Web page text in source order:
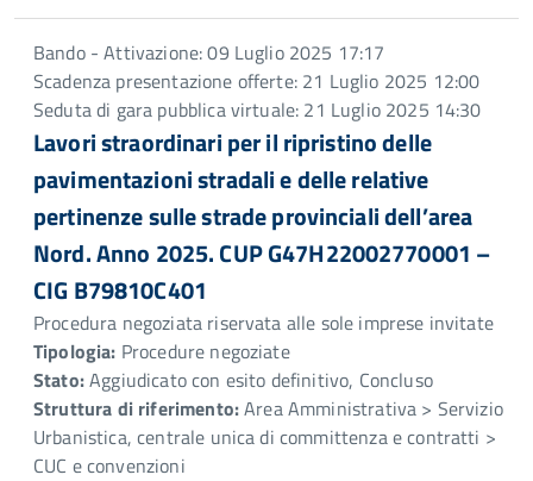
Bando - Attivazione: 09 Luglio 2025 17:17
Scadenza presentazione offerte: 21 Luglio 2025 12:00
Seduta di gara pubblica virtuale: 21 Luglio 2025 14:30
Lavori straordinari per il ripristino delle
pavimentazioni stradali e delle relative
pertinenze sulle strade provinciali dell’area
Nord. Anno 2025. CUP G47H22002770001 –
CIG B79810C401
Procedura negoziata riservata alle sole imprese invitate
Tipologia: Procedure negoziate
Stato:Aggiudicato con esito definitivo, Concluso
Struttura di riferimento:Area Amministrativa > Servizio
Urbanistica, centrale unica di committenza e contratti >
CUC e convenzioni